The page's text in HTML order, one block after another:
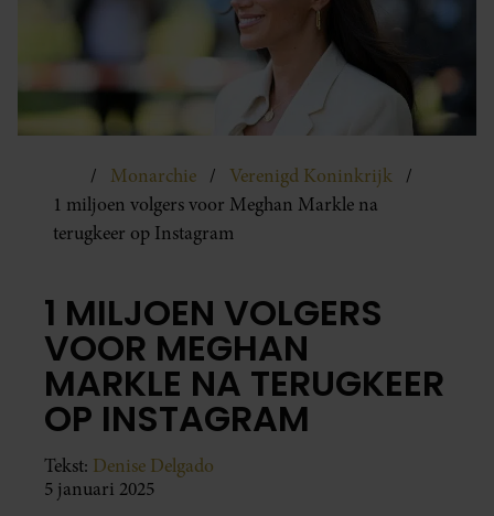
Monarchie
Verenigd Koninkrijk
1 miljoen volgers voor Meghan Markle na
terugkeer op Instagram
1 MILJOEN VOLGERS
VOOR MEGHAN
MARKLE NA TERUGKEER
OP INSTAGRAM
Tekst: Denise Delgado
5 januari 2025